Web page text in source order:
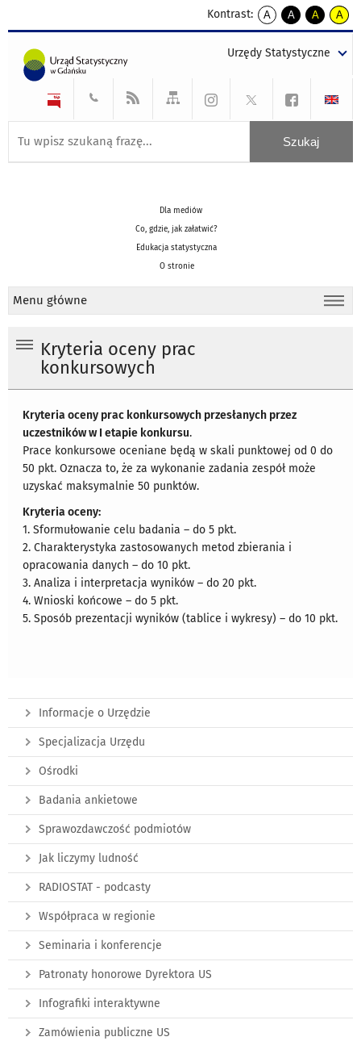
Kontrast:
A
kontrast
A
kontrast
tekst
czarnym
A
kontrast
tekst
czarnym
A
tekst
żółtym
Urzędy Statystyczne
Dla mediów
Co, gdzie, jak załatwić?
Edukacja statystyczna
O stronie
Menu główne
Kryteria oceny prac
konkursowych
Kryteria oceny prac konkursowych przesłanych przez
uczestników w I etapie konkursu.
Prace konkursowe oceniane będą w skali punktowej od 0 do
50 pkt. Oznacza to, że za wykonanie zadania zespół może
uzyskać maksymalnie 50 punktów.
Kryteria oceny:
1. Sformułowanie celu badania – do 5 pkt.
2. Charakterystyka zastosowanych metod zbierania i
opracowania danych – do 10 pkt.
3. Analiza i interpretacja wyników – do 20 pkt.
4. Wnioski końcowe – do 5 pkt.
5. Sposób prezentacji wyników (tablice i wykresy) – do 10 pkt.
Informacje o Urzędzie
Specjalizacja Urzędu
Ośrodki
Badania ankietowe
Sprawozdawczość podmiotów
Jak liczymy ludność
RADIOSTAT - podcasty
Współpraca w regionie
Seminaria i konferencje
Patronaty honorowe Dyrektora US
Infografiki interaktywne
Zamówienia publiczne US